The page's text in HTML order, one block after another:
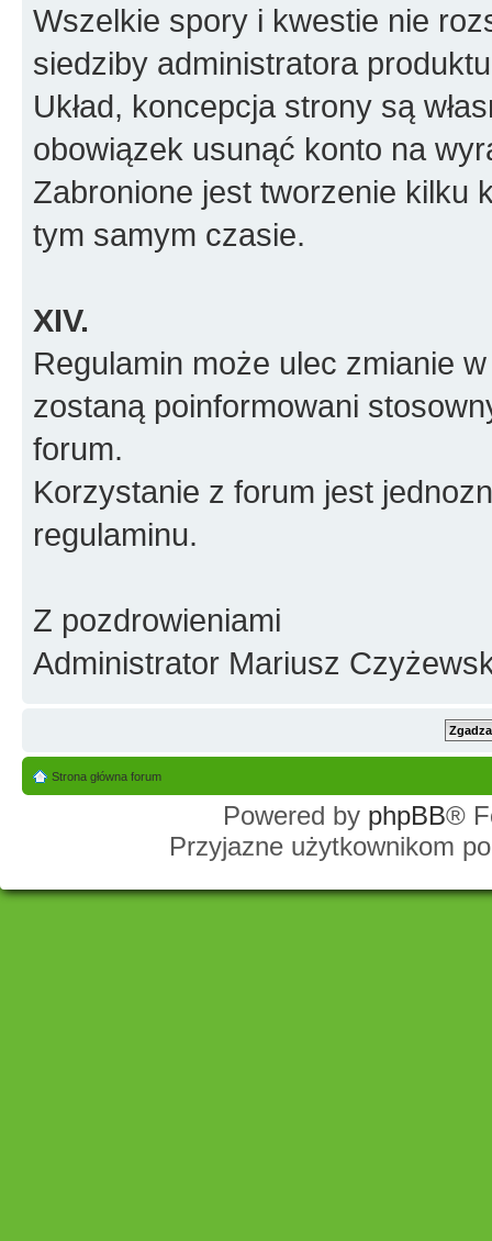
Wszelkie spory i kwestie nie
siedziby administratora
Układ, koncepcja strony są
obowiązek usunąć konto na
Zabronione jest tworzenie kilku
tym samym czasie.
XIV.
Regulamin może ulec zmianie
zostaną poinformowani
forum.
Korzystanie z forum jest
regulaminu.
Z pozdrowieniami
Administrator Mariusz
Strona główna forum
Powered by phpBB®
Przyjazne użytkownikom